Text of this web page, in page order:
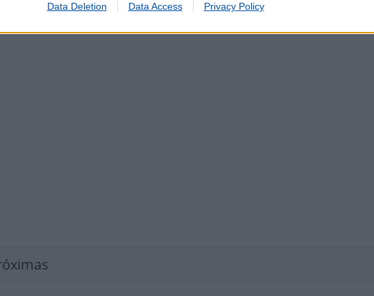
Data Deletion Data Access Privacy Policy